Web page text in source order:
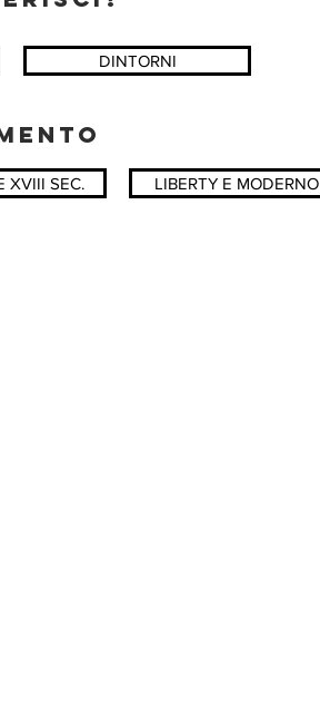
DINTORNI
XVIII SEC. LIBERTY E MODERNO